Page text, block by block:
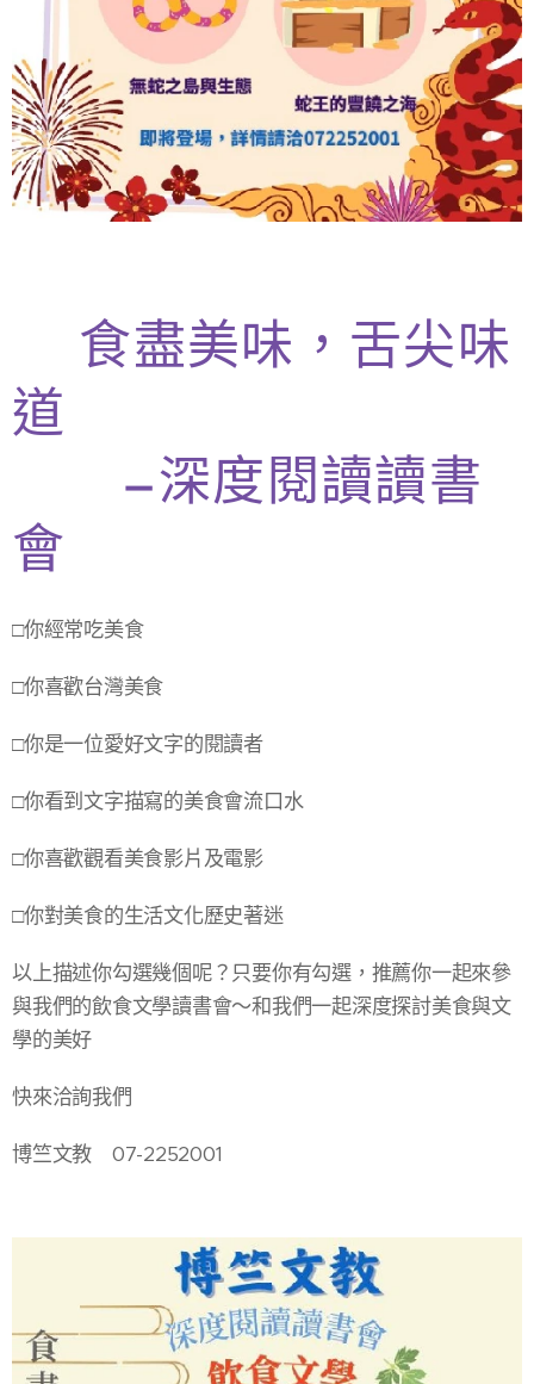
食盡美味，舌尖味
道
—深度閱讀讀書
會🍜
□你經常吃美食
□你喜歡台灣美食
□你是一位愛好文字的閱讀者
□你看到文字描寫的美食會流口水
□你喜歡觀看美食影片及電影
□你對美食的生活文化歷史著迷
以上描述你勾選幾個呢？只要你有勾選，推薦你一起來參
與我們的飲食文學讀書會～和我們一起深度探討美食與文
學的美好
快來洽詢我們
博竺文教 07-2252001